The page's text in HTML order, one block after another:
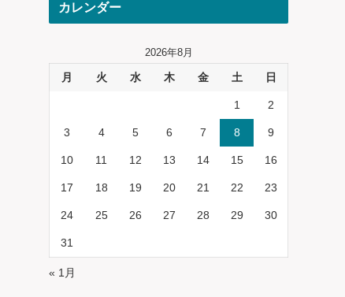
カレンダー
2026年8月
月 火 水 木 金 土 日
1 2
3 4 5 6 7 8 9
10 11 12 13 14 15 16
17 18 19 20 21 22 23
24 25 26 27 28 29 30
31
« 1月